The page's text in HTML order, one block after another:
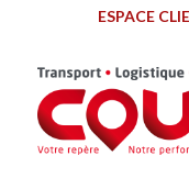
ESPACE